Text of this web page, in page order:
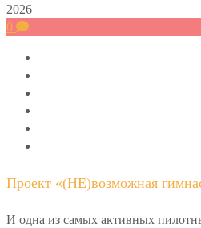
2026
0
Проект «(НЕ)возможная
И одна из самых активных